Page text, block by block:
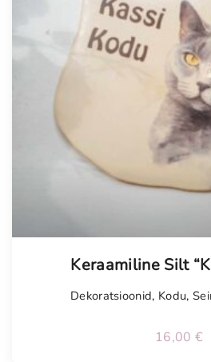
Keraamiline Silt
Dekoratsioonid, Kodu,
16,00 €